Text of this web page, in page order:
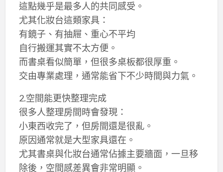
這點幾乎是最多人的共同感受。
尤其化妝台這類家具：
有鏡子、有抽屜、重心不平均
自行搬運其實不太方便。
而書桌看似簡單，但很多桌板都很厚重。
交由專業處理，通常能省下不少時間與力氣。
2.空間能更快整理完成
很多人整理房間時會發現：
小東西收完了，但房間還是很亂。
原因通常就是大型家具還在。
尤其書桌與化妝台通常佔據主要牆面，一旦移
除後，空間感差異會非常明顯。